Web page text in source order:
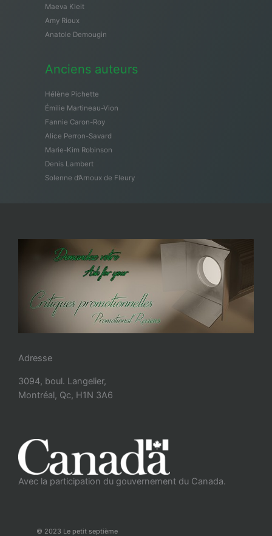
Maeva Kleit
Amy Rioux
Anatole Demougin
Anciens auteurs
Hélène Pichette
Émilie Martineau-Vion
Fannie Caron-Roy
Alice Perron-Savard
Marie-Kim Robinson
Denis Lambert
Solenne d’Arnoux de Fleury
Adresse
3094, boul. Langelier,
Montréal, Qc, H1N 3A6
Avec la participation du gouvernement du Canada.
© 2023 Le petit septième